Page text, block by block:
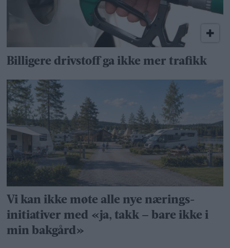
Billigere drivstoff ga ikke mer trafikk
Vi kan ikke møte alle nye nærings­
initiativer med «ja, takk – bare ikke i
min bakgård»